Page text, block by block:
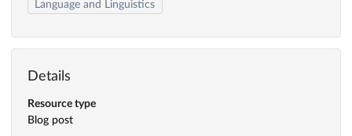
Language and Linguistics
Details
Resource type
Blog post